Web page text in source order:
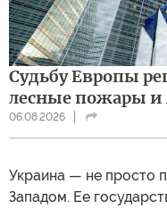
Судьбу Европы
лесные пожары
06.08.2026
Украина — не просто
Западом. Ее